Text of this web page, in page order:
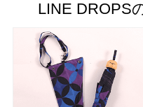
LINE DROPS